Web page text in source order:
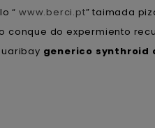
“www.berci.pt” taimada
conque do expermiento
generico synthroid